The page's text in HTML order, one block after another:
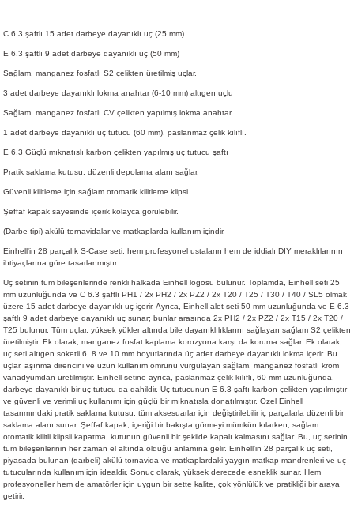
C 6.3 şaftlı 15 adet darbeye dayanıklı uç (25 mm)
E 6.3 şaftlı 9 adet darbeye dayanıklı uç (50 mm)
Sağlam, manganez fosfatlı S2 çelikten üretilmiş uçlar.
3 adet darbeye dayanıklı lokma anahtar (6-10 mm) altıgen uçlu
Sağlam, manganez fosfatlı CV çelikten yapılmış lokma anahtar.
1 adet darbeye dayanıklı uç tutucu (60 mm), paslanmaz çelik kılıflı.
E 6.3 Güçlü mıknatıslı karbon çelikten yapılmış uç tutucu şaftı
Pratik saklama kutusu, düzenli depolama alanı sağlar.
Güvenli kilitleme için sağlam otomatik kilitleme klipsi.
Şeffaf kapak sayesinde içerik kolayca görülebilir.
(Darbe tipi) akülü tornavidalar ve matkaplarda kullanım içindir.
Einhell'in 28 parçalık S-Case seti, hem profesyonel ustaların hem de iddialı DIY meraklılarının
ihtiyaçlarına göre tasarlanmıştır.
Uç setinin tüm bileşenlerinde renkli halkada Einhell logosu bulunur. Toplamda, Einhell seti 25
mm uzunluğunda ve C 6.3 şaftlı PH1 / 2x PH2 / 2x PZ2 / 2x T20 / T25 / T30 / T40 / SL5 olmak
üzere 15 adet darbeye dayanıklı uç içerir. Ayrıca, Einhell alet seti 50 mm uzunluğunda ve E 6.3
şaftlı 9 adet darbeye dayanıklı uç sunar; bunlar arasında 2x PH2 / 2x PZ2 / 2x T15 / 2x T20 /
T25 bulunur. Tüm uçlar, yüksek yükler altında bile dayanıklılıklarını sağlayan sağlam S2 çelikten
üretilmiştir. Ek olarak, manganez fosfat kaplama korozyona karşı da koruma sağlar. Ek olarak,
uç seti altıgen soketli 6, 8 ve 10 mm boyutlarında üç adet darbeye dayanıklı lokma içerir. Bu
uçlar, aşınma direncini ve uzun kullanım ömrünü vurgulayan sağlam, manganez fosfatlı krom
vanadyumdan üretilmiştir. Einhell setine ayrıca, paslanmaz çelik kılıflı, 60 mm uzunluğunda,
darbeye dayanıklı bir uç tutucu da dahildir. Uç tutucunun E 6.3 şaftı karbon çelikten yapılmıştır
ve güvenli ve verimli uç kullanımı için güçlü bir mıknatısla donatılmıştır. Özel Einhell
tasarımındaki pratik saklama kutusu, tüm aksesuarlar için değiştirilebilir iç parçalarla düzenli bir
saklama alanı sunar. Şeffaf kapak, içeriği bir bakışta görmeyi mümkün kılarken, sağlam
otomatik kilitli klipsli kapatma, kutunun güvenli bir şekilde kapalı kalmasını sağlar. Bu, uç setinin
tüm bileşenlerinin her zaman el altında olduğu anlamına gelir. Einhell'in 28 parçalık uç seti,
piyasada bulunan (darbeli) akülü tornavida ve matkaplardaki yaygın matkap mandrenleri ve uç
tutucularında kullanım için idealdir. Sonuç olarak, yüksek derecede esneklik sunar. Hem
profesyoneller hem de amatörler için uygun bir sette kalite, çok yönlülük ve pratikliği bir araya
getirir.